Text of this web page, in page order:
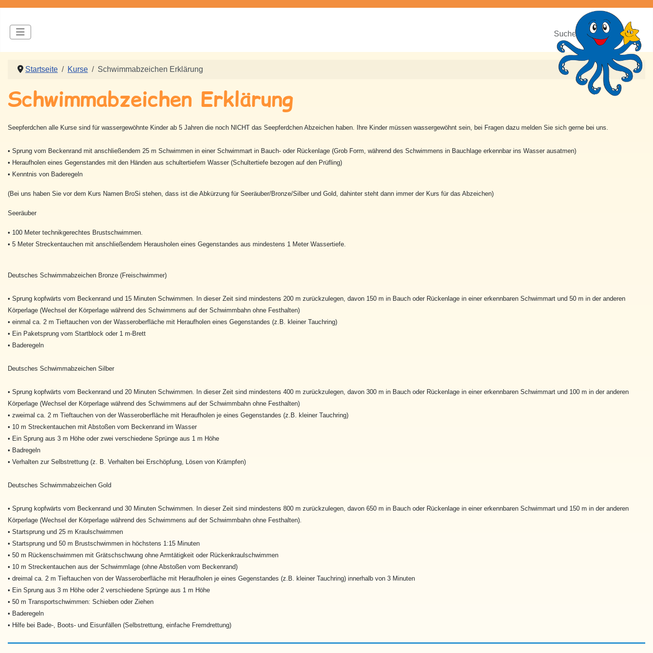
Startseite Kurse Schwimmabzeichen Erklärung
Schwimmabzeichen Erklärung
Seepferdchen alle Kurse sind für wassergewöhnte Kinder ab 5 Jahren die noch NICHT das Seepferdchen Abzeichen haben. Ihre Kinder müssen wassergewöhnt sein, bei Fragen dazu melden Sie sich gerne bei uns.
• Sprung vom Beckenrand mit anschließendem 25 m Schwimmen in einer Schwimmart in Bauch- oder Rückenlage (Grob Form, während des Schwimmens in Bauchlage erkennbar ins Wasser ausatmen)
• Heraufholen eines Gegenstandes mit den Händen aus schultertiefem Wasser (Schultertiefe bezogen auf den Prüfling)
• Kenntnis von Baderegeln
(Bei uns haben Sie vor dem Kurs Namen BroSi stehen, dass ist die Abkürzung für Seeräuber/Bronze/Silber und Gold, dahinter steht dann immer der Kurs für das Abzeichen)
Seeräuber
• 100 Meter technikgerechtes Brustschwimmen.
• 5 Meter Streckentauchen mit anschließendem Herausholen eines Gegenstandes aus mindestens 1 Meter Wassertiefe.
Deutsches Schwimmabzeichen Bronze (Freischwimmer)
• Sprung kopfwärts vom Beckenrand und 15 Minuten Schwimmen. In dieser Zeit sind mindestens 200 m zurückzulegen, davon 150 m in Bauch oder Rückenlage in einer erkennbaren Schwimmart und 50 m in der anderen
Körperlage (Wechsel der Körperlage während des Schwimmens auf der Schwimmbahn ohne Festhalten)
• einmal ca. 2 m Tieftauchen von der Wasseroberfläche mit Heraufholen eines Gegenstandes (z.B. kleiner Tauchring)
• Ein Paketsprung vom Startblock oder 1 m-Brett
• Baderegeln
Deutsches Schwimmabzeichen Silber
• Sprung kopfwärts vom Beckenrand und 20 Minuten Schwimmen. In dieser Zeit sind mindestens 400 m zurückzulegen, davon 300 m in Bauch oder Rückenlage in einer erkennbaren Schwimmart und 100 m in der anderen
Körperlage (Wechsel der Körperlage während des Schwimmens auf der Schwimmbahn ohne Festhalten)
• zweimal ca. 2 m Tieftauchen von der Wasseroberfläche mit Heraufholen je eines Gegenstandes (z.B. kleiner Tauchring)
• 10 m Streckentauchen mit Abstoßen vom Beckenrand im Wasser
• Ein Sprung aus 3 m Höhe oder zwei verschiedene Sprünge aus 1 m Höhe
• Badregeln
• Verhalten zur Selbstrettung (z. B. Verhalten bei Erschöpfung, Lösen von Krämpfen)
Deutsches Schwimmabzeichen Gold
• Sprung kopfwärts vom Beckenrand und 30 Minuten Schwimmen. In dieser Zeit sind mindestens 800 m zurückzulegen, davon 650 m in Bauch oder Rückenlage in einer erkennbaren Schwimmart und 150 m in der anderen
Körperlage (Wechsel der Körperlage während des Schwimmens auf der Schwimmbahn ohne Festhalten).
• Startsprung und 25 m Kraulschwimmen
• Startsprung und 50 m Brustschwimmen in höchstens 1:15 Minuten
• 50 m Rückenschwimmen mit Grätschschwung ohne Armtätigkeit oder Rückenkraulschwimmen
• 10 m Streckentauchen aus der Schwimmlage (ohne Abstoßen vom Beckenrand)
• dreimal ca. 2 m Tieftauchen von der Wasseroberfläche mit Heraufholen je eines Gegenstandes (z.B. kleiner Tauchring) innerhalb von 3 Minuten
• Ein Sprung aus 3 m Höhe oder 2 verschiedene Sprünge aus 1 m Höhe
• 50 m Transportschwimmen: Schieben oder Ziehen
• Baderegeln
• Hilfe bei Bade-, Boots- und Eisunfällen (Selbstrettung, einfache Fremdrettung)